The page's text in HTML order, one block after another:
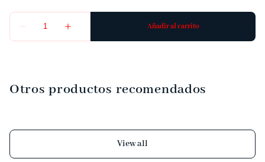
Otros productos recomendados
View all